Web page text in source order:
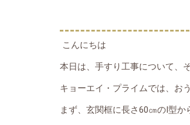
こんにちは
本日は、手すり工事について、
キョーエイ・プライムでは、お
まず、玄関框に長さ60㎝のI型か